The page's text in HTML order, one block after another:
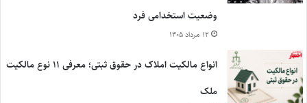
وضعیت استخدامی فرد
۱۲ مرداد ۱۴۰۵
انواع مالکیت املاک در حقوق ثبتی؛ معرفی ۱۱ نوع مالکیت
ملک